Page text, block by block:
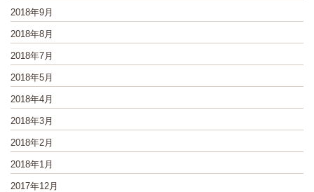
2018年9月
2018年8月
2018年7月
2018年5月
2018年4月
2018年3月
2018年2月
2018年1月
2017年12月